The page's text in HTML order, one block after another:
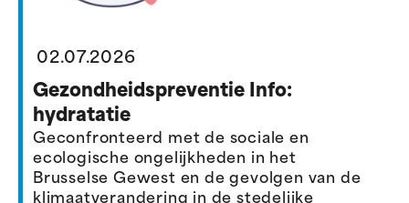
02.07.2026
Gezondheidspreventie Info:
hydratatie
Geconfronteerd met de sociale en
ecologische ongelijkheden in het
Brusselse Gewest en de gevolgen van de
klimaatverandering in de stedelijke